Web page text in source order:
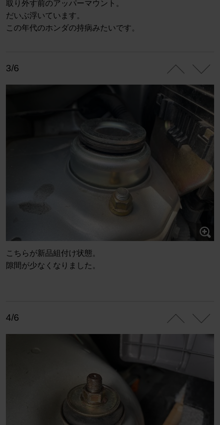
取り外す前のアッパーマウント。
だいぶ浮いています。
この年代のホンダの持病みたいです。
3/6
こちらが新品組付け状態。
隙間が少なくなりました。
4/6